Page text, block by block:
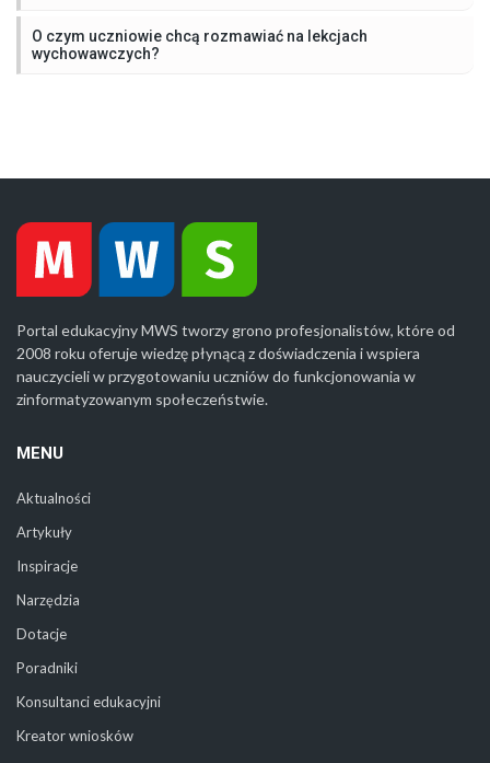
O czym uczniowie chcą rozmawiać na lekcjach
wychowawczych?
Portal edukacyjny MWS tworzy grono profesjonalistów, które od
2008 roku oferuje wiedzę płynącą z doświadczenia i wspiera
nauczycieli w przygotowaniu uczniów do funkcjonowania w
zinformatyzowanym społeczeństwie.
MENU
Aktualności
Artykuły
Inspiracje
Narzędzia
Dotacje
Poradniki
Konsultanci edukacyjni
Kreator wniosków